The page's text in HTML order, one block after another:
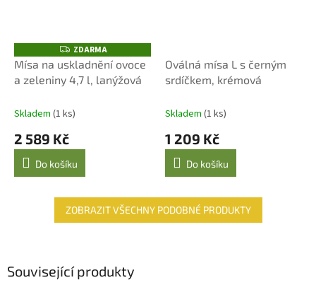
Z
D
A
R
M
ZDARMA
Mísa na uskladnění ovoce
a zeleniny 4,7 l, lanýžová
Skladem (1 ks)
2 589 Kč
Do košíku
Oválná mísa L s černým
srdíčkem, krémová
Skladem (1 ks)
1 209 Kč
Do košíku
ZOBRAZIT VŠECHNY PODOBNÉ PRODUKTY
Související produkty